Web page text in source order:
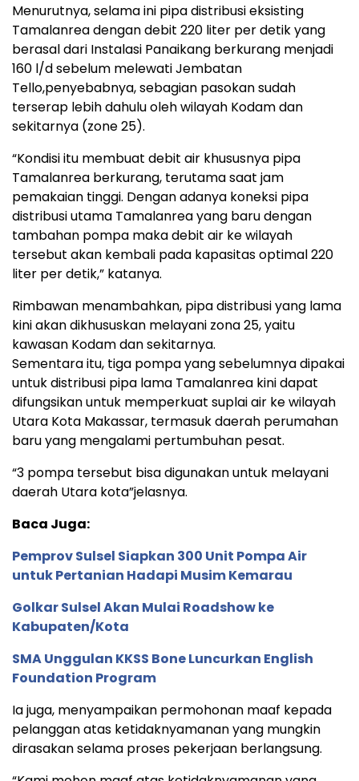
Menurutnya, selama ini pipa distribusi eksisting
Tamalanrea dengan debit 220 liter per detik yang
berasal dari Instalasi Panaikang berkurang menjadi
160 l/d sebelum melewati Jembatan
Tello,penyebabnya, sebagian pasokan sudah
terserap lebih dahulu oleh wilayah Kodam dan
sekitarnya (zone 25).
“Kondisi itu membuat debit air khususnya pipa
Tamalanrea berkurang, terutama saat jam
pemakaian tinggi. Dengan adanya koneksi pipa
distribusi utama Tamalanrea yang baru dengan
tambahan pompa maka debit air ke wilayah
tersebut akan kembali pada kapasitas optimal 220
liter per detik,” katanya.
Rimbawan menambahkan, pipa distribusi yang lama
kini akan dikhususkan melayani zona 25, yaitu
kawasan Kodam dan sekitarnya.
Sementara itu, tiga pompa yang sebelumnya dipakai
untuk distribusi pipa lama Tamalanrea kini dapat
difungsikan untuk memperkuat suplai air ke wilayah
Utara Kota Makassar, termasuk daerah perumahan
baru yang mengalami pertumbuhan pesat.
“3 pompa tersebut bisa digunakan untuk melayani
daerah Utara kota”jelasnya.
Baca Juga:
Pemprov Sulsel Siapkan 300 Unit Pompa Air
untuk Pertanian Hadapi Musim Kemarau
Golkar Sulsel Akan Mulai Roadshow ke
Kabupaten/Kota
SMA Unggulan KKSS Bone Luncurkan English
Foundation Program
Ia juga, menyampaikan permohonan maaf kepada
pelanggan atas ketidaknyamanan yang mungkin
dirasakan selama proses pekerjaan berlangsung.